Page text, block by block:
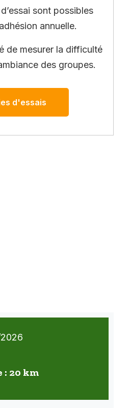
sont possibles
annuelle.
de mesurer la difficulté
des groupes.
d'essais
: 20 km